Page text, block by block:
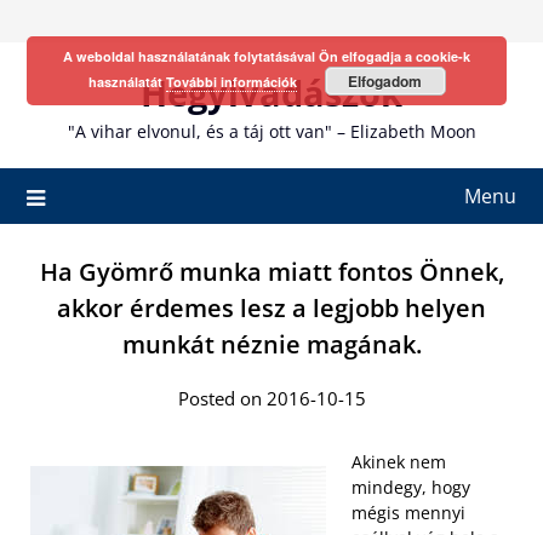
Hegyivadászok
"A vihar elvonul, és a táj ott van" – Elizabeth Moon
Menu
Ha Gyömrő munka miatt fontos Önnek,
akkor érdemes lesz a legjobb helyen
munkát néznie magának.
Posted on 2016-10-15
Akinek nem
mindegy, hogy
mégis mennyi
A weboldal használatának folytatásával Ön elfogadja a cookie-k
használatátTovábbi információk Elfogadom